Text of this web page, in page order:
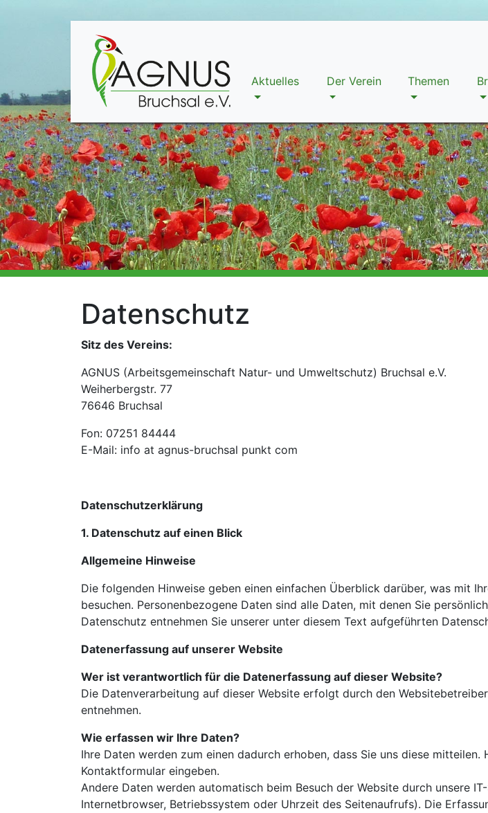
Aktuelles Der Verein Themen
Datenschutz
Sitz des Vereins:
AGNUS (Arbeitsgemeinschaft Natur- und Umweltschutz) Bruchsal e.V.
Weiherbergstr. 77
76646 Bruchsal
Fon: 07251 84444
E-Mail: info at agnus-bruchsal punkt com
Datenschutzerklärung
1. Datenschutz auf einen Blick
Allgemeine Hinweise
Die folgenden Hinweise geben einen einfachen Überblick darüber, was mit
besuchen. Personenbezogene Daten sind alle Daten, mit denen Sie
Datenschutz entnehmen Sie unserer unter diesem Text aufgeführten
Datenerfassung auf unserer Website
Wer ist verantwortlich für die Datenerfassung auf dieser Website?
Die Datenverarbeitung auf dieser Website erfolgt durch den
entnehmen.
Wie erfassen wir Ihre Daten?
Ihre Daten werden zum einen dadurch erhoben, dass Sie uns diese
Kontaktformular eingeben.
Andere Daten werden automatisch beim Besuch der Website durch unsere
Internetbrowser, Betriebssystem oder Uhrzeit des Seitenaufrufs). Die